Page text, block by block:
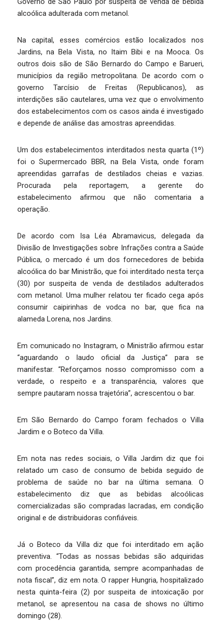
alcoólica adulterada com metanol.
Na capital, esses comércios estão localizados nos
Jardins, na Bela Vista, no Itaim Bibi e na Mooca. Os
outros dois são de São Bernardo do Campo e Barueri,
municípios da região metropolitana. De acordo com o
governo Tarcísio de Freitas (Republicanos), as
interdições são cautelares, uma vez que o envolvimento
dos estabelecimentos com os casos ainda é investigado
e depende de análise das amostras apreendidas.
Um dos estabelecimentos interditados nesta quarta (1º)
foi o Supermercado BBR, na Bela Vista, onde foram
apreendidas garrafas de destilados cheias e vazias.
Procurada pela reportagem, a gerente do
estabelecimento afirmou que não comentaria a
operação.
De acordo com Isa Léa Abramavicus, delegada da
Divisão de Investigações sobre Infrações contra a Saúde
Pública, o mercado é um dos fornecedores de bebida
alcoólica do bar Ministrão, que foi interditado nesta terça
(30) por suspeita de venda de destilados adulterados
com metanol. Uma mulher relatou ter ficado cega após
consumir caipirinhas de vodca no bar, que fica na
alameda Lorena, nos Jardins.
Em comunicado no Instagram, o Ministrão afirmou estar
“aguardando o laudo oficial da Justiça” para se
manifestar. “Reforçamos nosso compromisso com a
verdade, o respeito e a transparência, valores que
sempre pautaram nossa trajetória”, acrescentou o bar.
Em São Bernardo do Campo foram fechados o Villa
Jardim e o Boteco da Villa.
Em nota nas redes sociais, o Villa Jardim diz que foi
relatado um caso de consumo de bebida seguido de
problema de saúde no bar na última semana. O
estabelecimento diz que as bebidas alcoólicas
comercializadas são compradas lacradas, em condição
original e de distribuidoras confiáveis.
Já o Boteco da Villa diz que foi interditado em ação
preventiva. “Todas as nossas bebidas são adquiridas
com procedência garantida, sempre acompanhadas de
nota fiscal”, diz em nota. O rapper Hungria, hospitalizado
nesta quinta-feira (2) por suspeita de intoxicação por
metanol, se apresentou na casa de shows no último
domingo (28).